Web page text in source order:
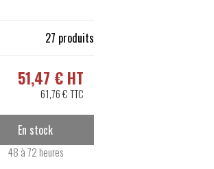
27 produits
51,47 € HT
61,76 € TTC
En stock
48 à 72 heures